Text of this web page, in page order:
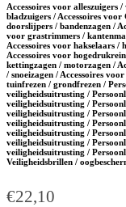
Accessoires voor alleszuigers
bladzuigers / Accessoires
doorslijpers / bandenzagen /
voor grastrimmers /
Accessoires voor hakselaars /
Accessoires voor
kettingzagen / motorzagen /
/ snoeizagen / Accessoires
tuinfrezen / grondfrezen /
veiligheidsuitrusting /
veiligheidsuitrusting /
veiligheidsuitrusting /
veiligheidsuitrusting /
veiligheidsuitrusting /
veiligheidsuitrusting /
veiligheidsuitrusting /
Veiligheidsbrillen /
€22,10